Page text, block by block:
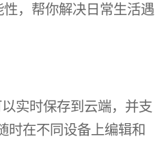
，帮你解决日常生活遇
实时保存到云端，并支
时在不同设备上编辑和